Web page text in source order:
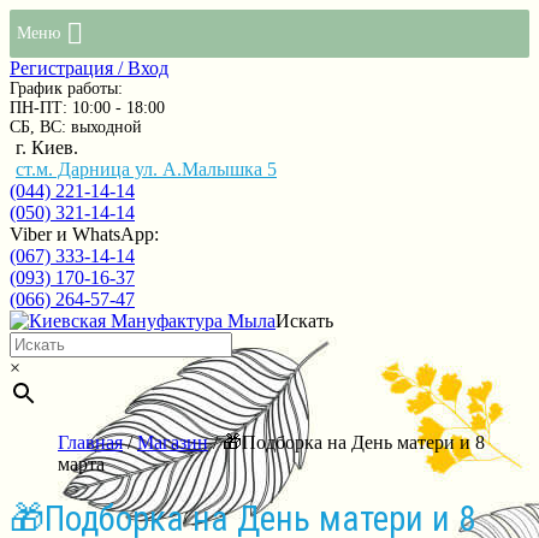
Меню
Регистрация / Вход
График работы:
ПН-ПТ: 10:00 - 18:00
СБ, ВС: выходной
г. Киев.
ст.м. Дарница ул. А.Малышка 5
(044) 221-14-14
(050) 321-14-14
Viber и WhatsApp:
(067) 333-14-14
(093) 170-16-37
(066) 264-57-47
Искать
×
Главная/Магазин/ 🎁Подборка на День матери и 8
марта
🎁Подборка на День матери и 8